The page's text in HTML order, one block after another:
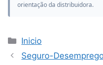
orientação da distribuidora.
Categorias
Inicio
Seguro-